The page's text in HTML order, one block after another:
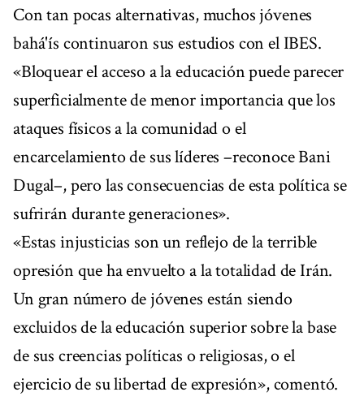
Con tan pocas alternativas, muchos jóvenes
bahá'ís continuaron sus estudios con el IBES.
«Bloquear el acceso a la educación puede parecer
superficialmente de menor importancia que los
ataques físicos a la comunidad o el
encarcelamiento de sus líderes –reconoce Bani
Dugal–, pero las consecuencias de esta política se
sufrirán durante generaciones».
«Estas injusticias son un reflejo de la terrible
opresión que ha envuelto a la totalidad de Irán.
Un gran número de jóvenes están siendo
excluidos de la educación superior sobre la base
de sus creencias políticas o religiosas, o el
ejercicio de su libertad de expresión», comentó.